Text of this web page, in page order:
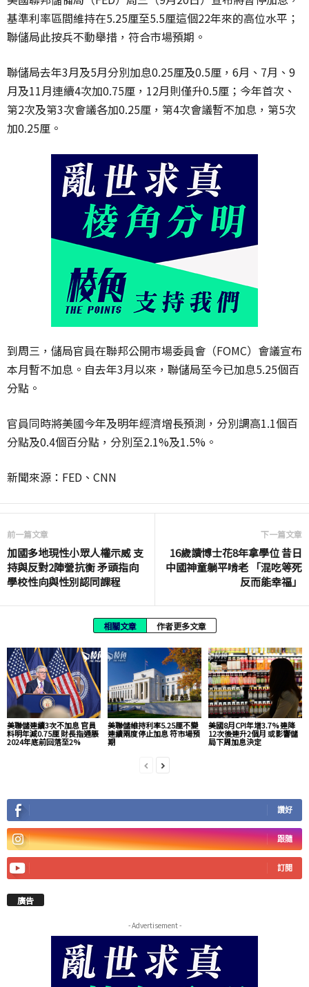
基準利率區間維持在5.25厘至5.5厘這個22年來的高位水平；
聯儲局此按兵不動舉措，符合市場預期。
聯儲局去年3月及5月分別加息0.25厘及0.5厘，6月、7月、9
月及11月連續4次加0.75厘，12月則僅升0.5厘；今年首次、
第2次及第3次會議各加0.25厘，第4次會議暫不加息，第5次
加0.25厘。
到周三，儲局官員在聯邦公開市場委員會（FOMC）會議宣布
本月暫不加息。自去年3月以來，聯儲局至今已加息5.25個百
分點。
官員同時將美國今年及明年經濟增長預測，分別調高1.1個百
分點及0.4個百分點，分別至2.1%及1.5%。
新聞來源：FED、CNN
前一篇文章
加國多地現性小眾人權示威 支
持與反對2陣營抗衡 矛頭指向
學校性向與性別認同課程
下一篇文章
16歲讀博士花8年拿學位 昔日
中國神童躺平啃老 「混吃等死
反而能幸福」
相關文章 作者更多文章
美聯儲連續3次不加息 官員
料明年減0.75厘 財長指通脹
2024年底前回落至2%
美聯儲維持利率5.25厘不變
連續兩度停止加息 符市場預
期
美國8月CPI年增3.7% 連降
12次後連升2個月 或影響儲
局下周加息決定
讚好
跟隨
訂閱
廣告
- Advertisement -